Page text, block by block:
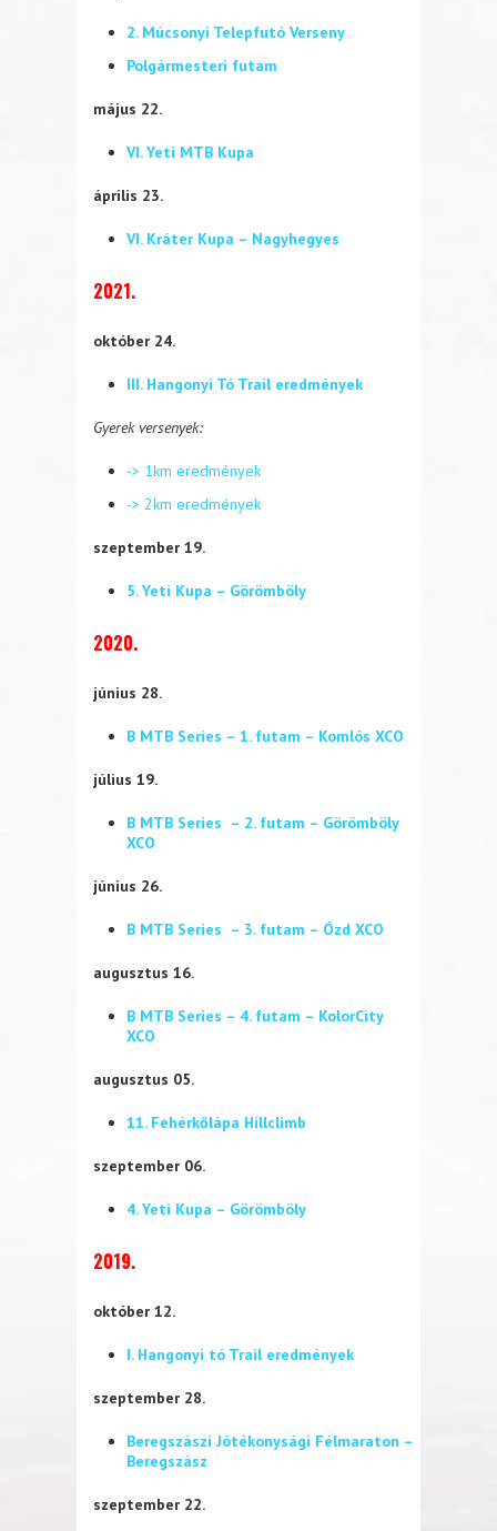
2. Múcsonyi Telepfutó Verseny
Polgármesteri futam
május 22.
VI. Yeti MTB Kupa
április 23.
VI. Kráter Kupa – Nagyhegyes
2021.
október 24.
III. Hangonyi Tó Trail eredmények
Gyerek versenyek:
-> 1km eredmények
-> 2km eredmények
szeptember 19.
5. Yeti Kupa – Görömböly
2020.
június 28.
B MTB Series – 1. futam – Komlós XCO
július 19.
B MTB Series – 2. futam – Görömböly
XCO
június 26.
B MTB Series – 3. futam – Ózd XCO
augusztus 16.
B MTB Series – 4. futam – KolorCity
XCO
augusztus 05.
11. Fehérkőlápa Hillclimb
szeptember 06.
4. Yeti Kupa – Görömböly
2019.
október 12.
I. Hangonyi tó Trail eredmények
szeptember 28.
Beregszászi Jótékonysági Félmaraton –
Beregszász
szeptember 22.